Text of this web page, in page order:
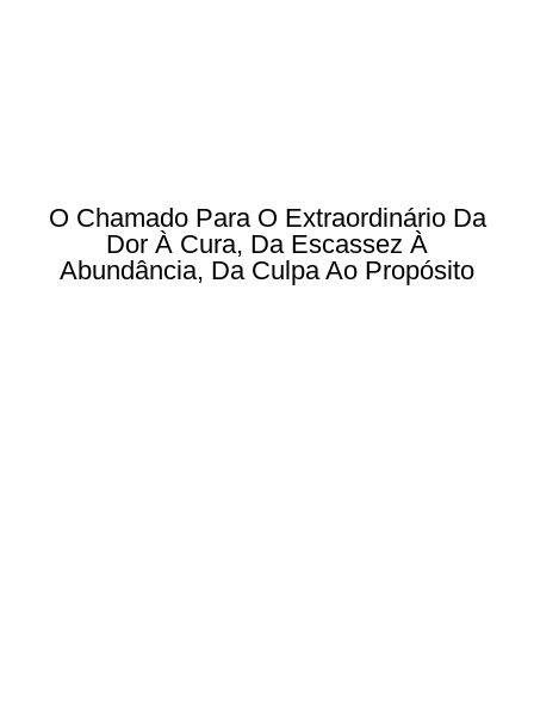
O Chamado Para O Extraordinário Da
Dor À Cura, Da Escassez À
Abundância, Da Culpa Ao Propósito